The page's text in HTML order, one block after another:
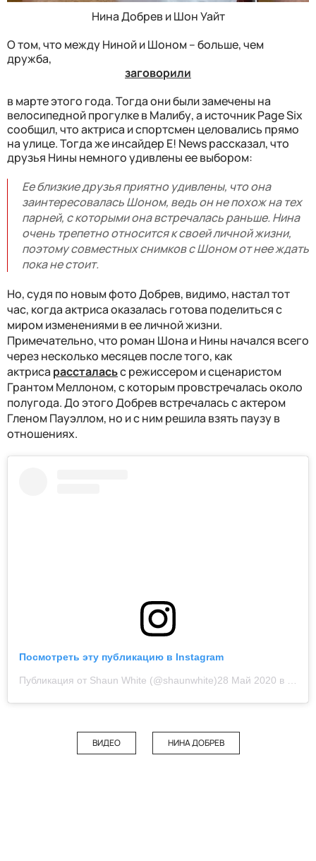
Нина Добрев и Шон Уайт
О том, что между Ниной и Шоном – больше, чем
дружба,
заговорили
в марте этого года. Тогда они были замечены на
велосипедной прогулке в Малибу, а источник Page Six
сообщил, что актриса и спортсмен целовались прямо
на улице. Тогда же инсайдер E! News рассказал, что
друзья Нины немного удивлены ее выбором:
Ее близкие друзья приятно удивлены, что она
заинтересовалась Шоном, ведь он не похож на тех
парней, с которыми она встречалась раньше. Нина
очень трепетно относится к своей личной жизни,
поэтому совместных снимков с Шоном от нее ждать
пока не стоит.
Но, судя по новым фото Добрев, видимо, настал тот
час, когда актриса оказалась готова поделиться с
миром изменениями в ее личной жизни.
Примечательно,что роман Шона и Нины начался всего
через несколько месяцев после того, как
актриса рассталасьс режиссером и сценаристом
Грантом Меллоном, с которым провстречалась около
полугода. До этого Добрев встречалась с актером
Гленом Пауэллом, но и с ним решила взять паузу в
отношениях.
Посмотреть эту публикацию в Instagram
Публикация от Shaun White (@shaunwhite)28 Май 2020 в 3:21 PDT
ВИДЕО НИНА ДОБРЕВ